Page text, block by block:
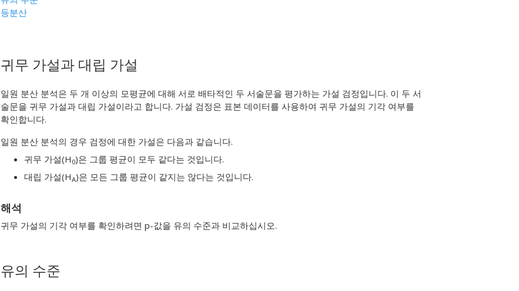
등분산
귀무 가설과 대립 가설
일원 분산 분석은 두 개 이상의 모평균에 대해 서로 배타적인 두 서술문을 평가하는 가설 검정입니다. 이 두 서
술문을 귀무 가설과 대립 가설이라고 합니다. 가설 검정은 표본 데이터를 사용하여 귀무 가설의 기각 여부를
확인합니다.
일원 분산 분석의 경우 검정에 대한 가설은 다음과 같습니다.
귀무 가설(H 0)은 그룹 평균이 모두 같다는 것입니다.
대립 가설(HA)은 모든 그룹 평균이 같지는 않다는 것입니다.
해석
귀무 가설의 기각 여부를 확인하려면 p-값을 유의 수준과 비교하십시오.
유의 수준